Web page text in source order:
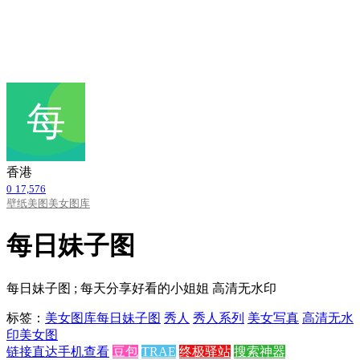
香港
0 17,576
壁纸美图 美女图库
每日妹子图
每日妹子图 ; 每天分享好看的小姐姐 高清无水印
标签： 美女图库每日妹子图 秀人 秀人系列 美女写真 高清无水
印美女图
链接直达手机查看 豆包 TRAE 终极驿站 搜索神器